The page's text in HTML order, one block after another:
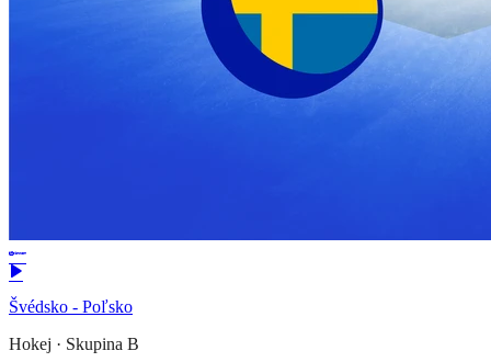
Švédsko - Poľsko
Hokej · Skupina B